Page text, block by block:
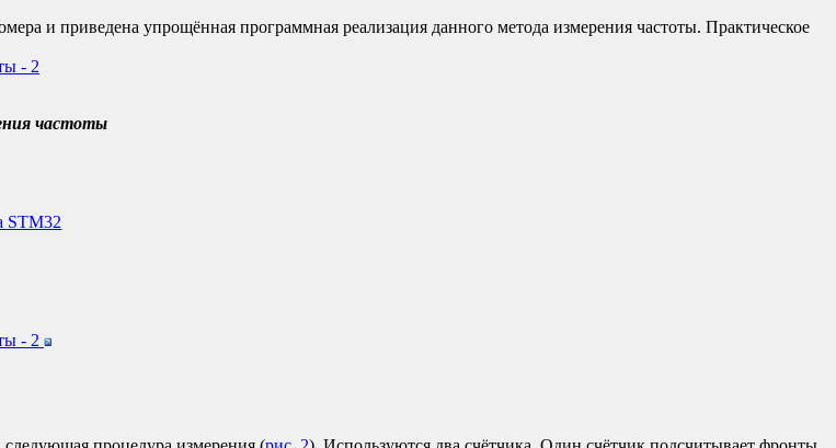
и приведена упрощённая программная реализация данного метода измерения частоты. Практическое
- 2
частоты
STM32
- 2